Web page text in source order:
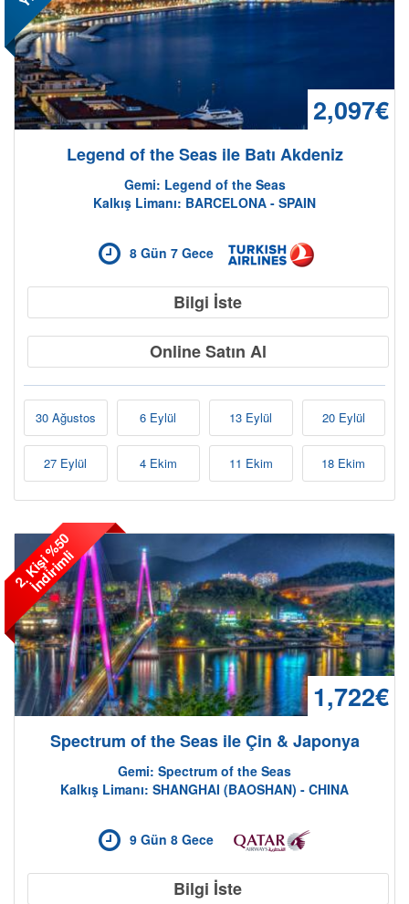
2,097€
Legend of the Seas ile Batı Akdeniz
Gemi: Legend of the Seas
Kalkış Limanı: BARCELONA - SPAIN
8 Gün 7 Gece
Bilgi İste
Online Satın Al
30 Ağustos 6 Eylül 13 Eylül 20 Eylül
27 Eylül 4 Ekim 11 Ekim 18 Ekim
2
.
K
i
ş
i
%
5
0
İ
n
d
i
r
i
m
l
i
1,722€
Spectrum of the Seas ile Çin & Japonya
Gemi: Spectrum of the Seas
Kalkış Limanı: SHANGHAI (BAOSHAN) - CHINA
9 Gün 8 Gece
Bilgi İste